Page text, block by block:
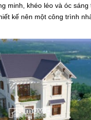
minh, khéo léo và óc
kế nên một công trình